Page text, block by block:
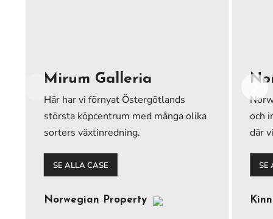
Mirum Galleria
Här har vi förnyat Östergötlands
största köpcentrum med många olika
sorters växtinredning.
SE ALLA CASE
Norwegian Property
och
där
SE